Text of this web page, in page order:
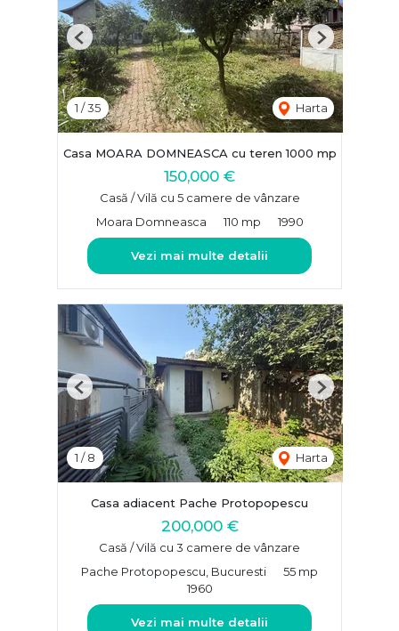
1 /35 Harta
Previous Next
Casa MOARA DOMNEASCA cu teren 1000 mp
150,000 €
Casă / Vilă cu 5 camere de vânzare
Moara Domneasca
110 mp 1990
Vezi mai multe detalii
1 /8 Harta
Previous Next
Casa adiacent Pache Protopopescu
200,000 €
Casă / Vilă cu 3 camere de vânzare
Pache Protopopescu, Bucuresti
55 mp
1960
Vezi mai multe detalii